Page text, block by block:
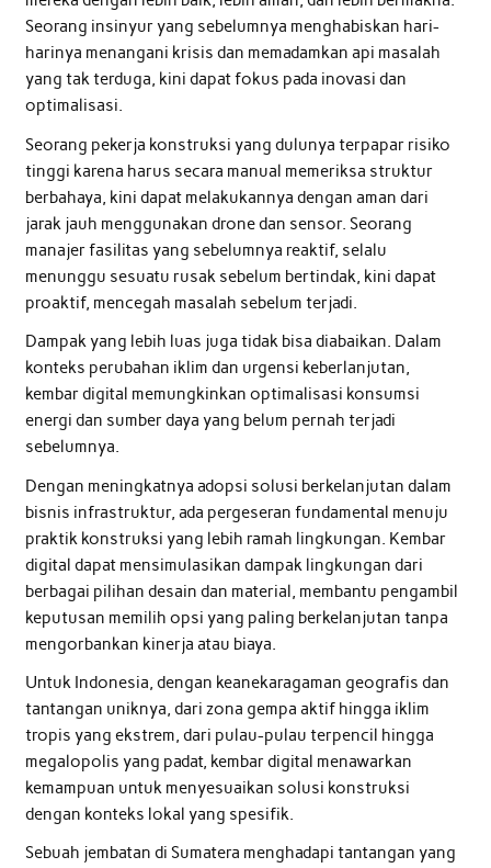
Seorang insinyur yang sebelumnya menghabiskan hari-
harinya menangani krisis dan memadamkan api masalah
yang tak terduga, kini dapat fokus pada inovasi dan
optimalisasi.
Seorang pekerja konstruksi yang dulunya terpapar risiko
tinggi karena harus secara manual memeriksa struktur
berbahaya, kini dapat melakukannya dengan aman dari
jarak jauh menggunakan drone dan sensor. Seorang
manajer fasilitas yang sebelumnya reaktif, selalu
menunggu sesuatu rusak sebelum bertindak, kini dapat
proaktif, mencegah masalah sebelum terjadi.
Dampak yang lebih luas juga tidak bisa diabaikan. Dalam
konteks perubahan iklim dan urgensi keberlanjutan,
kembar digital memungkinkan optimalisasi konsumsi
energi dan sumber daya yang belum pernah terjadi
sebelumnya.
Dengan meningkatnya adopsi solusi berkelanjutan dalam
bisnis infrastruktur, ada pergeseran fundamental menuju
praktik konstruksi yang lebih ramah lingkungan. Kembar
digital dapat mensimulasikan dampak lingkungan dari
berbagai pilihan desain dan material, membantu pengambil
keputusan memilih opsi yang paling berkelanjutan tanpa
mengorbankan kinerja atau biaya.
Untuk Indonesia, dengan keanekaragaman geografis dan
tantangan uniknya, dari zona gempa aktif hingga iklim
tropis yang ekstrem, dari pulau-pulau terpencil hingga
megalopolis yang padat, kembar digital menawarkan
kemampuan untuk menyesuaikan solusi konstruksi
dengan konteks lokal yang spesifik.
Sebuah jembatan di Sumatera menghadapi tantangan yang